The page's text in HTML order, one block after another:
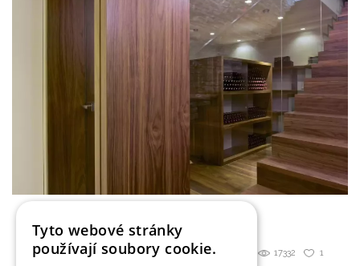
1
17332
Sdílet
Tyto webové stránky
používají soubory cookie.